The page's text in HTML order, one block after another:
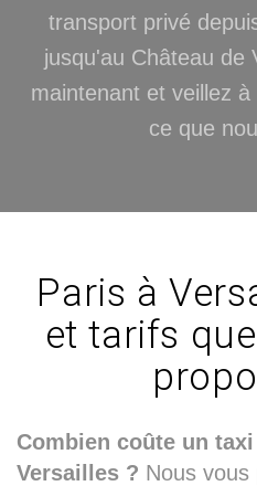
transport privé
jusqu'au Château de
maintenant et veillez
ce que
Paris à
et tarifs
Combien coûte un
Versailles ? Nous vous